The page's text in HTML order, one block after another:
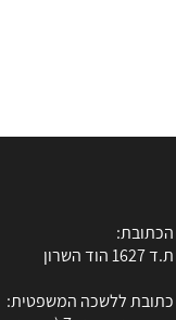
הכתובת:
ת.ד 1627 הוד השרון
כתובת ללשכה המשפטית: